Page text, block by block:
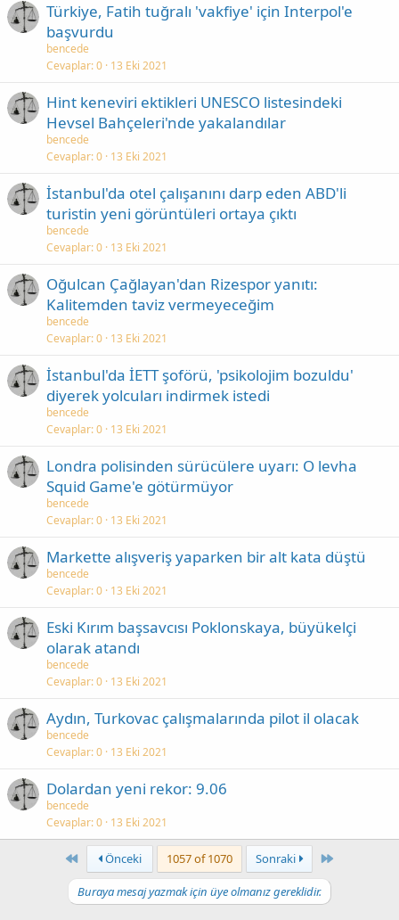
Türkiye, Fatih tuğralı 'vakfiye' için Interpol'e
başvurdu
bencede
Cevaplar 0 13 Eki 2021
Hint keneviri ektikleri UNESCO listesindeki
Hevsel Bahçeleri'nde yakalandılar
bencede
Cevaplar 0 13 Eki 2021
İstanbul'da otel çalışanını darp eden ABD'li
turistin yeni görüntüleri ortaya çıktı
bencede
Cevaplar 0 13 Eki 2021
Oğulcan Çağlayan'dan Rizespor yanıtı:
Kalitemden taviz vermeyeceğim
bencede
Cevaplar 0 13 Eki 2021
İstanbul'da İETT şoförü, 'psikolojim bozuldu'
diyerek yolcuları indirmek istedi
bencede
Cevaplar 0 13 Eki 2021
Londra polisinden sürücülere uyarı: O levha
Squid Game'e götürmüyor
bencede
Cevaplar 0 13 Eki 2021
Markette alışveriş yaparken bir alt kata düştü
bencede
Cevaplar 0 13 Eki 2021
Eski Kırım başsavcısı Poklonskaya, büyükelçi
olarak atandı
bencede
Cevaplar 0 13 Eki 2021
Aydın, Turkovac çalışmalarında pilot il olacak
bencede
Cevaplar 0 13 Eki 2021
Dolardan yeni rekor: 9.06
bencede
Cevaplar 0 13 Eki 2021
First Önceki 1057 of 1070 Sonraki Last
Buraya mesaj yazmak için üye olmanız gereklidir.